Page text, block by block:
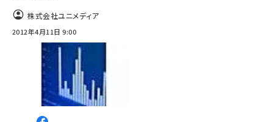
株式会社ユニメディア
2012年4月11日 9:00